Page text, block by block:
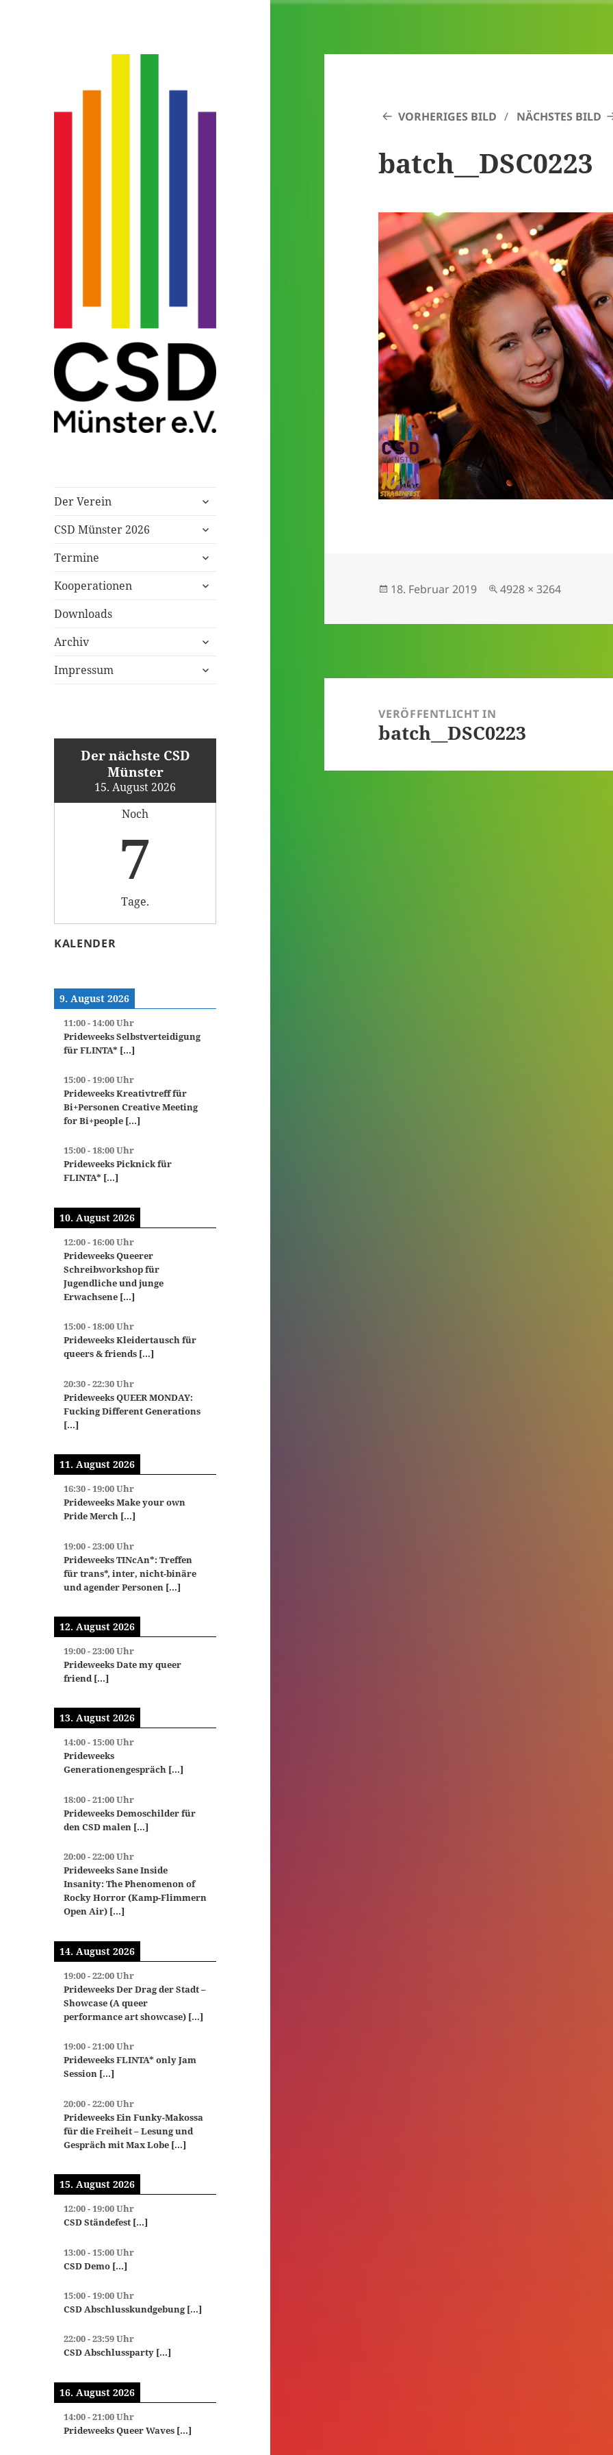
Der Verein
untermenü
CSD Münster 2026
untermenü
Termine
untermenü
Kooperationen
untermenü
Downloads
Archiv
untermenü
Impressum
untermenü
Der nächste CSD
Münster
15. August 2026
Noch
7
Tage.
KALENDER
9. August 2026
11:00-14:00Uhr
Prideweeks Selbstverteidigung
für FLINTA* [...]
15:00-19:00Uhr
Prideweeks Kreativtreff für
Bi+Personen Creative Meeting
for Bi+people [...]
15:00-18:00Uhr
Prideweeks Picknick für
FLINTA* [...]
10. August 2026
12:00-16:00Uhr
Prideweeks Queerer
Schreibworkshop für
Jugendliche und junge
Erwachsene [...]
15:00-18:00Uhr
Prideweeks Kleidertausch für
queers & friends [...]
20:30-22:30Uhr
Prideweeks QUEER MONDAY:
Fucking Different Generations
[...]
11. August 2026
16:30-19:00Uhr
Prideweeks Make your own
Pride Merch [...]
19:00-23:00Uhr
Prideweeks TINcAn*: Treffen
für trans*, inter, nicht-binäre
und agender Personen [...]
12. August 2026
19:00-23:00Uhr
Prideweeks Date my queer
friend[...]
13. August 2026
14:00-15:00Uhr
Prideweeks
Generationengespräch [...]
18:00-21:00Uhr
Prideweeks Demoschilder für
den CSD malen [...]
20:00-22:00Uhr
Prideweeks Sane Inside
Insanity: The Phenomenon of
Rocky Horror (Kamp-Flimmern
Open Air) [...]
14. August 2026
19:00-22:00Uhr
Prideweeks Der Drag der Stadt –
Showcase (A queer
performance art showcase) [...]
19:00-21:00Uhr
Prideweeks FLINTA* only Jam
Session [...]
20:00-22:00Uhr
Prideweeks Ein Funky-Makossa
für die Freiheit – Lesung und
Gespräch mit Max Lobe [...]
15. August 2026
12:00-19:00Uhr
CSD Ständefest [...]
13:00-15:00Uhr
CSD Demo [...]
15:00-19:00Uhr
CSD Abschlusskundgebung[...]
22:00-23:59Uhr
CSD Abschlussparty [...]
16. August 2026
14:00-21:00Uhr
Prideweeks Queer Waves [...]
VORHERIGES BILD NÄCHSTES BILD
batch__DSC0223
Veröffentlicht
18. Februar 2019 Originalgröße
4928 × 3264
VERÖFFENTLICHT IN
batch__DSC0223